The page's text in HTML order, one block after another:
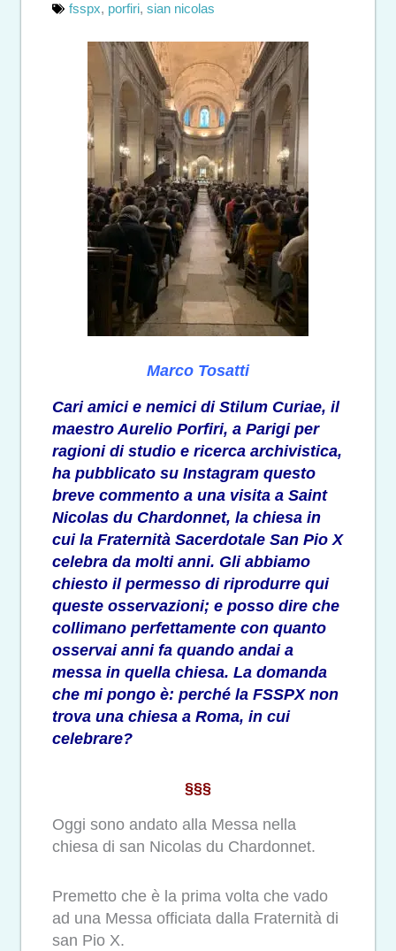
fsspx, porfiri, sian nicolas
Marco Tosatti
Cari amici e nemici di Stilum Curiae, il
maestro Aurelio Porfiri, a Parigi per
ragioni di studio e ricerca archivistica,
ha pubblicato su Instagram questo
breve commento a una visita a Saint
Nicolas du Chardonnet, la chiesa in
cui la Fraternità Sacerdotale San Pio X
celebra da molti anni. Gli abbiamo
chiesto il permesso di riprodurre qui
queste osservazioni; e posso dire che
collimano perfettamente con quanto
osservai anni fa quando andai a
messa in quella chiesa. La domanda
che mi pongo è: perché la FSSPX non
trova una chiesa a Roma, in cui
celebrare?
§§§
Oggi sono andato alla Messa nella
chiesa di san Nicolas du Chardonnet.
Premetto che è la prima volta che vado
ad una Messa officiata dalla Fraternità di
san Pio X.